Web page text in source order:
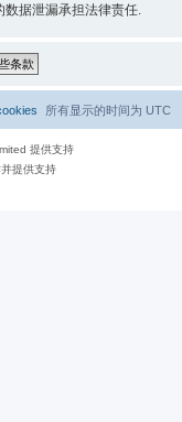
数据泄漏承担法律责任.
所有显示的时间为 UTC
提供支持
提供支持